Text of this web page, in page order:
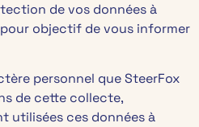
de vos données à
objectif de vous informer
personnel que SteerFox
de cette collecte,
utilisées ces données à